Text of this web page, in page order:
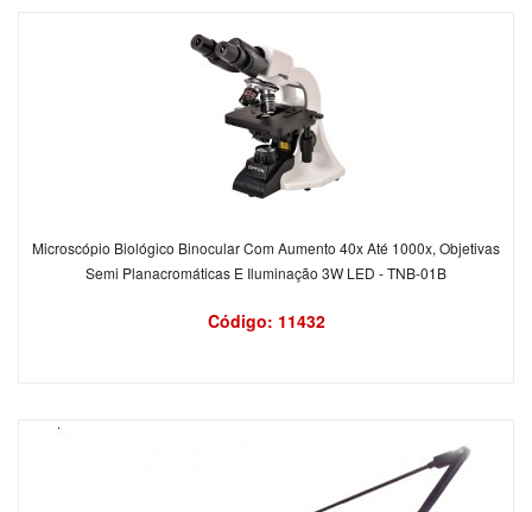
Microscópio Biológico Binocular Com Aumento 40x Até 1000x, Objetivas
Semi Planacromáticas E Iluminação 3W LED - TNB-01B
Código: 11432